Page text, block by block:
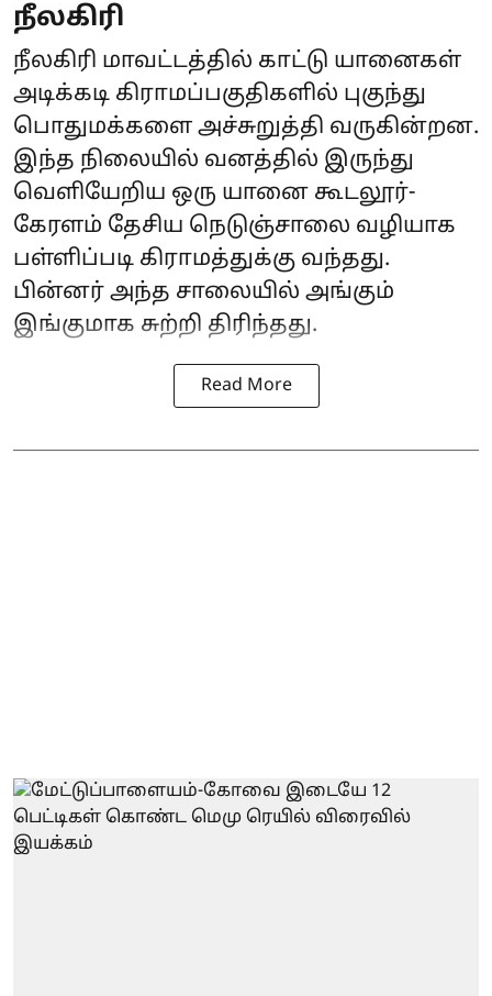
நீலகிரி
நீலகிரி மாவட்டத்தில் காட்டு யானைகள்
அடிக்கடி கிராமப்பகுதிகளில் புகுந்து
பொதுமக்களை அச்சுறுத்தி வருகின்றன.
இந்த நிலையில் வனத்தில் இருந்து
வெளியேறிய ஒரு யானை கூடலூர்-
கேரளம் தேசிய நெடுஞ்சாலை வழியாக
பள்ளிப்படி கிராமத்துக்கு வந்தது.
பின்னர் அந்த சாலையில் அங்கும்
இங்குமாக சுற்றி திரிந்தது.
Read More